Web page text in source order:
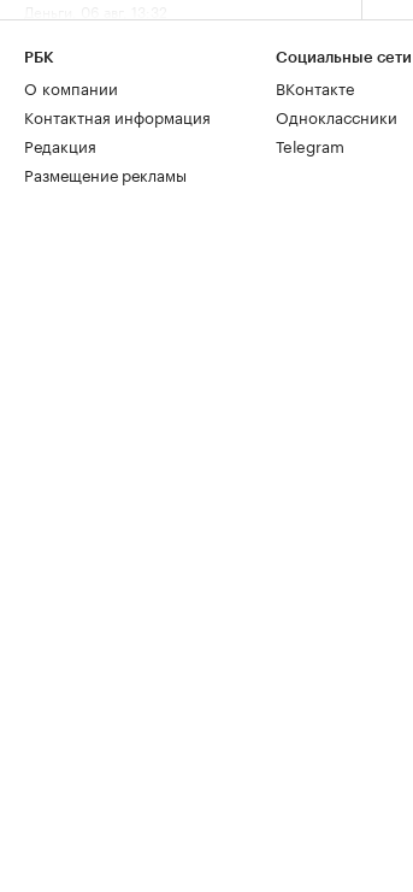
РБК
О компании
Контактная информация
Редакция
Размещение рекламы
Социальные сети
ВКонтакте
Одноклассники
Telegram